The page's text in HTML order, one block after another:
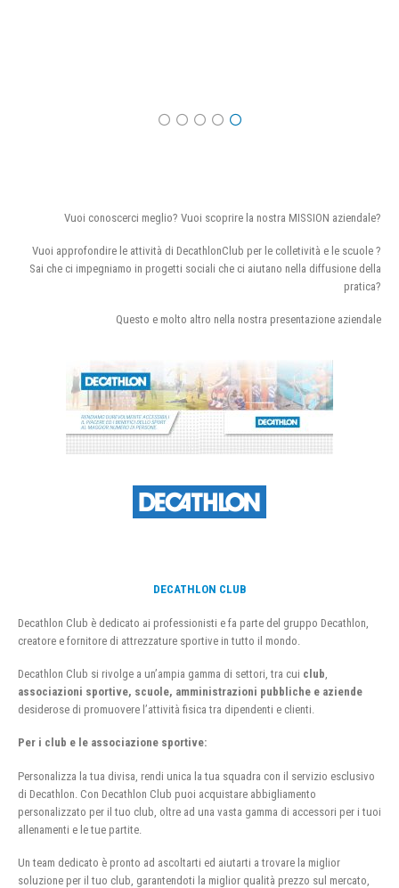
Vuoi conoscerci meglio? Vuoi scoprire la nostra MISSION aziendale?
Vuoi approfondire le attività di DecathlonClub per le colletività e le scuole ?
Sai che ci impegniamo in progetti sociali che ci aiutano nella diffusione della
pratica?
Questo e molto altro nella nostra presentazione aziendale
DECATHLON CLUB
Decathlon Club è dedicato ai professionisti e fa parte del gruppo Decathlon,
creatore e fornitore di attrezzature sportive in tutto il mondo.
Decathlon Club si rivolge a un’ampia gamma di settori, tra cui club
associazioni sportive, scuole, amministrazioni pubbliche e aziende
desiderose di promuovere l’attività fisica tra dipendenti e clienti.
Per i club e le associazione sportive:
Personalizza la tua divisa, rendi unica la tua squadra con il servizio esclusivo
di Decathlon. Con Decathlon Club puoi acquistare abbigliamento
personalizzato per il tuo club, oltre ad una vasta gamma di accessori per i tuoi
allenamenti e le tue partite.
Un team dedicato è pronto ad ascoltarti ed aiutarti a trovare la miglior
soluzione per il tuo club, garantendoti la miglior qualità prezzo sul mercato,